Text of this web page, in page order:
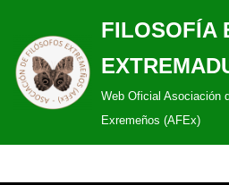
Saltar
al
contenido
FILOSOFÍA
Web Oficial Asociación
Exremeños (AFEx)